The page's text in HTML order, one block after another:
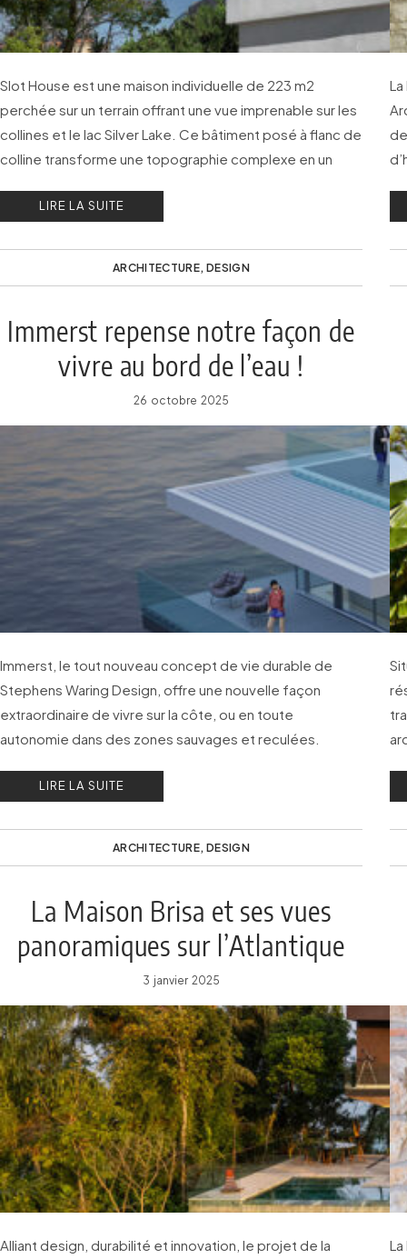
Slot House est une maison individuelle de 223 m2
perchée sur un terrain offrant une vue imprenable sur les
collines et le lac Silver Lake. Ce bâtiment posé à flanc de
colline transforme une topographie complexe en un
LIRE LA SUITE
ARCHITECTURE, DESIGN
Immerst repense notre façon de
vivre au bord de l’eau !
26 octobre 2025
Immerst, le tout nouveau concept de vie durable de
Stephens Waring Design, offre une nouvelle façon
extraordinaire de vivre sur la côte, ou en toute
autonomie dans des zones sauvages et reculées.
LIRE LA SUITE
ARCHITECTURE, DESIGN
La Maison Brisa et ses vues
panoramiques sur l’Atlantique
Sud
3 janvier 2025
Alliant design, durabilité et innovation, le projet de la